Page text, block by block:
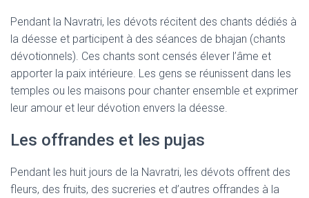
Pendant la Navratri, les dévots récitent des chants dédiés à
la déesse et participent à des séances de bhajan (chants
dévotionnels). Ces chants sont censés élever l’âme et
apporter la paix intérieure. Les gens se réunissent dans les
temples ou les maisons pour chanter ensemble et exprimer
leur amour et leur dévotion envers la déesse.
Les offrandes et les pujas
Pendant les huit jours de la Navratri, les dévots offrent des
fleurs, des fruits, des sucreries et d’autres offrandes à la